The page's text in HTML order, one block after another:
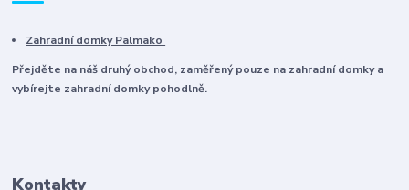
Zahradní domky Palmako
Přejděte na náš druhý obchod, zaměřený pouze na zahradní domky a
vybírejte zahradní domky pohodlně.
Kontakty